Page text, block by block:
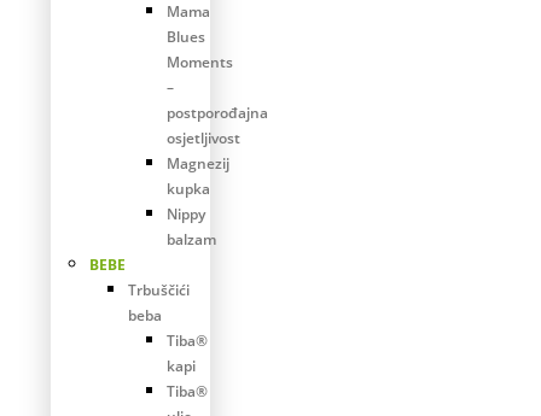
Mama
Blues
Moments
–
postporođajna
osjetljivost
Magnezij
kupka
Nippy
balzam
BEBE
Trbuščići
beba
Tiba®
kapi
Tiba®